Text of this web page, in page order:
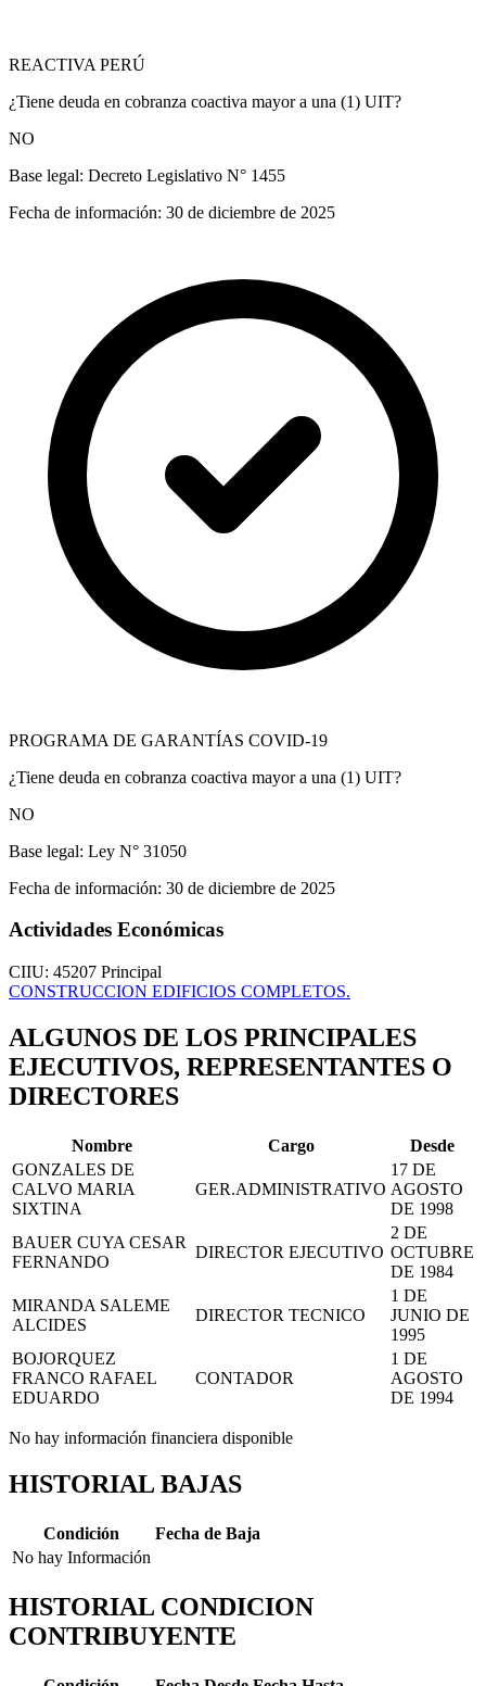
REACTIVA PERÚ
¿Tiene deuda en cobranza coactiva mayor a una (1) UIT?
NO
Base legal: Decreto Legislativo N° 1455
Fecha de información: 30 de diciembre de 2025
PROGRAMA DE GARANTÍAS COVID-19
¿Tiene deuda en cobranza coactiva mayor a una (1) UIT?
NO
Base legal: Ley N° 31050
Fecha de información: 30 de diciembre de 2025
Actividades Económicas
CIIU: 45207 Principal
CONSTRUCCION EDIFICIOS COMPLETOS.
ALGUNOS DE LOS PRINCIPALES
EJECUTIVOS, REPRESENTANTES O
DIRECTORES
Nombre Cargo
Desde
GONZALES DE
CALVO MARIA
SIXTINA
GER.ADMINISTRATIVO
17 DE
AGOSTO
DE 1998
BAUER CUYA CESAR
FERNANDO
DIRECTOR EJECUTIVO
2 DE
OCTUBRE
DE 1984
MIRANDA SALEME
ALCIDES
DIRECTOR TECNICO
1 DE
JUNIO DE
1995
BOJORQUEZ
FRANCO RAFAEL
EDUARDO
CONTADOR
1 DE
AGOSTO
DE 1994
No hay información financiera disponible
HISTORIAL BAJAS
Condición
Fecha de Baja
No hay Información
HISTORIAL CONDICION
CONTRIBUYENTE